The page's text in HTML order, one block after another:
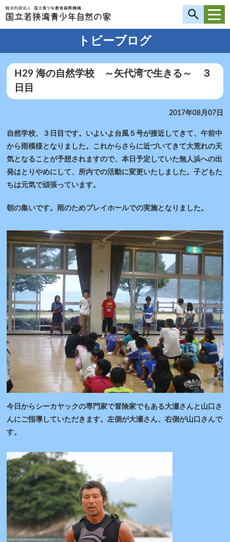
トビーブログ
H29 海の自然学校 ～矢代湾で生きる～ ３
日目
2017年08月07日
自然学校、３日目です。いよいよ台風５号が接近してきて、午前中
から雨模様となりました。これからさらに近づいてきて大荒れの天
気となることが予想されますので、本日予定していた無人浜への出
発はとりやめにして、所内での活動に変更いたしました。子どもた
ちは元気で頑張っています。
朝の集いです。雨のためプレイホールでの実施となりました。
今日からシーカヤックの専門家で冒険家でもある大瀬さんと山口さ
んにご指導していただきます。左側が大瀬さん、右側が山口さんで
す。